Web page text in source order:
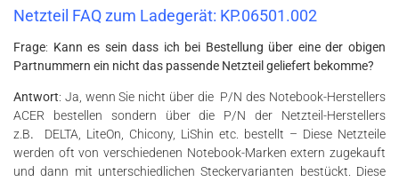
Netzteil FAQ zum Ladegerät: KP.06501.002
Frage: Kann es sein dass ich bei Bestellung über eine der obigen
Partnummern ein nicht das passende Netzteil geliefert bekomme?
Antwort: Ja, wenn Sie nicht über die P/N des Notebook-Herstellers
ACER bestellen sondern über die P/N der Netzteil-Herstellers
z.B.
DELTA, LiteOn, Chicony, LiShin etc. bestellt – Diese Netzteile
werden oft von verschiedenen Notebook-Marken extern zugekauft
und dann mit unterschiedlichen Steckervarianten bestückt. Diese